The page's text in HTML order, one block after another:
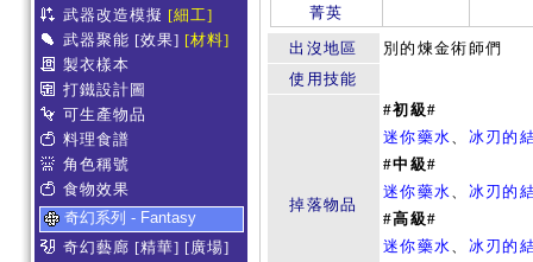
武器改造模擬 [細工]
武器聚能 [效果] [材料]
製衣樣本
打鐵設計圖
可生產物品
料理食譜
角色稱號
食物效果
奇幻系列 - Fantasy
奇幻藝廊 [精華] [廣場]
菁英
出沒地區
別的煉金術師們
使用技能
掉落物品
#初級#
迷你藥水、 冰刃的
#中級#
迷你藥水、 冰刃的
#高級#
迷你藥水、 冰刃的